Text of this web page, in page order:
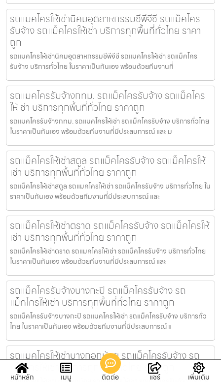
รถแมคโครให้เช่านิคมอุตสาหกรรมซีพีจีซี รถแม็คโคร
รับจ้าง รถแม็คโครให้เช่า บริการทุกพื้นที่ทั่วไทย ราคา
ถูก
รถแมคโครให้เช่านิคมอุตสาหกรรมซีพีจีซี รถแมคโครให้เช่า รถแม็คโคร
รับจ้าง บริการทั่วไทย ในราคาเป็นกันเอง พร้อมด้วยทีมงานที่
รถแมคโครรับจ้างกทม. รถแม็คโครรับจ้าง รถแม็คโคร
ให้เช่า บริการทุกพื้นที่ทั่วไทย ราคาถูก
รถแมคโครรับจ้างกทม. รถแมคโครให้เช่า รถแม็คโครรับจ้าง บริการทั่วไทย
ในราคาเป็นกันเอง พร้อมด้วยทีมงานที่มีประสบการณ์ และ ม
รถแม็คโครให้เช่าสตูล รถแม็คโครรับจ้าง รถแม็คโครให้
เช่า บริการทุกพื้นที่ทั่วไทย ราคาถูก
รถแม็คโครให้เช่าสตูล รถแมคโครให้เช่า รถแม็คโครรับจ้าง บริการทั่วไทย ใน
ราคาเป็นกันเอง พร้อมด้วยทีมงานที่มีประสบการณ์ และ
รถแม็คโครให้เช่าตราด รถแม็คโครรับจ้าง รถแม็คโครให้
เช่า บริการทุกพื้นที่ทั่วไทย ราคาถูก
รถแม็คโครให้เช่าตราด รถแมคโครให้เช่า รถแม็คโครรับจ้าง บริการทั่วไทย
ในราคาเป็นกันเอง พร้อมด้วยทีมงานที่มีประสบการณ์ และ
รถแม็คโครรับจ้างบางกะปิ รถแม็คโครรับจ้าง รถ
แม็คโครให้เช่า บริการทุกพื้นที่ทั่วไทย ราคาถูก
รถแม็คโครรับจ้างบางกะปิ รถแมคโครให้เช่า รถแม็คโครรับจ้าง บริการทั่ว
ไทย ในราคาเป็นกันเอง พร้อมด้วยทีมงานที่มีประสบการณ์ แ
รถแมคโครให้เช่าบางกอกน้อย รถแม็คโครรับจ้าง รถ
แม็คโครให้เช่า บริการทุกพื้นที่ทั่วไทย ราคาถูก
หน้าหลัก เมนู ติดต่อ แชร์ เพิ่มเติม